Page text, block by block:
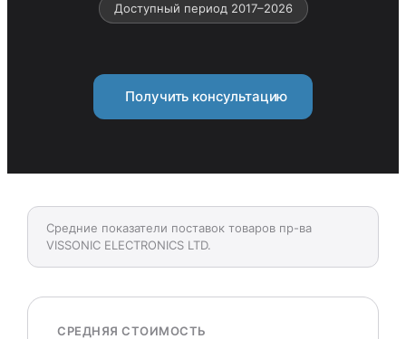
Доступный период 2017–2026
Получить консультацию
Средние показатели поставок товаров пр-ва
VISSONIC ELECTRONICS LTD.
СРЕДНЯЯ СТОИМОСТЬ